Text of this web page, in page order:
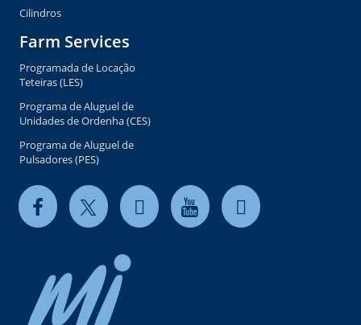
Cilindros
Farm Services
Programada de Locação
Teteiras (LES)
Programa de Aluguel de
Unidades de Ordenha (CES)
Programa de Aluguel de
Pulsadores (PES)